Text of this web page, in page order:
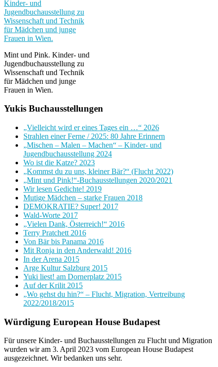
Mint und Pink. Kinder- und
Jugendbuchausstellung zu
Wissenschaft und Technik
für Mädchen und junge
Frauen in Wien.
Yukis Buchausstellungen
„Vielleicht wird er eines Tages ein …“ 2026
Strahlen einer Ferne / 2025: 80 Jahre Erinnern
„Mischen – Malen – Machen“ – Kinder- und
Jugendbuchausstellung 2024
Wo ist die Katze? 2023
„Kommst du zu uns, kleiner Bär?“ (Flucht 2022)
„Mint und Pink!“-Buchausstellungen 2020/2021
Wir lesen Gedichte! 2019
Mutige Mädchen – starke Frauen 2018
DEMOKRATIE? Super! 2017
Wald-Worte 2017
„Vielen Dank, Österreich!“ 2016
Terry Pratchett 2016
Von Bär bis Panama 2016
Mit Ronja in den Anderwald! 2016
In der Arena 2015
Arge Kultur Salzburg 2015
Yuki liest! am Dornerplatz 2015
Auf der Krilit 2015
„Wo gehst du hin?“ – Flucht, Migration, Vertreibung
2022/2018/2015
Würdigung European House Budapest
Für unsere Kinder- und Buchausstellungen zu Flucht und Migration
wurden wir am 3. April 2023 vom European House Budapest
ausgezeichnet. Wir bedanken uns sehr.